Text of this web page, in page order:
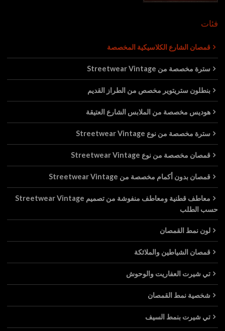
فئات
قمصان الشارع الكلاسيكية المخصصة
سترة مخصصة من Streetwear Vintage
بنطلون ستريتوير مخصص من الطراز القديم
هوديس مخصصة من الملابس الشارع العتيقة
سترة مخصصة من نوع Streetwear Vintage
قمصان مخصصة من نوع Streetwear Vintage
قمصان بدون أكمام مخصصة من Streetwear Vintage
معاطف قطنية ومعاطف منفوشة من تصميم Streetwear Vintage
حسب الطلب
لون نمط القمصان
قمصان الشياطين والملائكة
تي شيرت العفاريت والوحوش
شخصية نمط القمصان
تي شيرت بنمط السيف